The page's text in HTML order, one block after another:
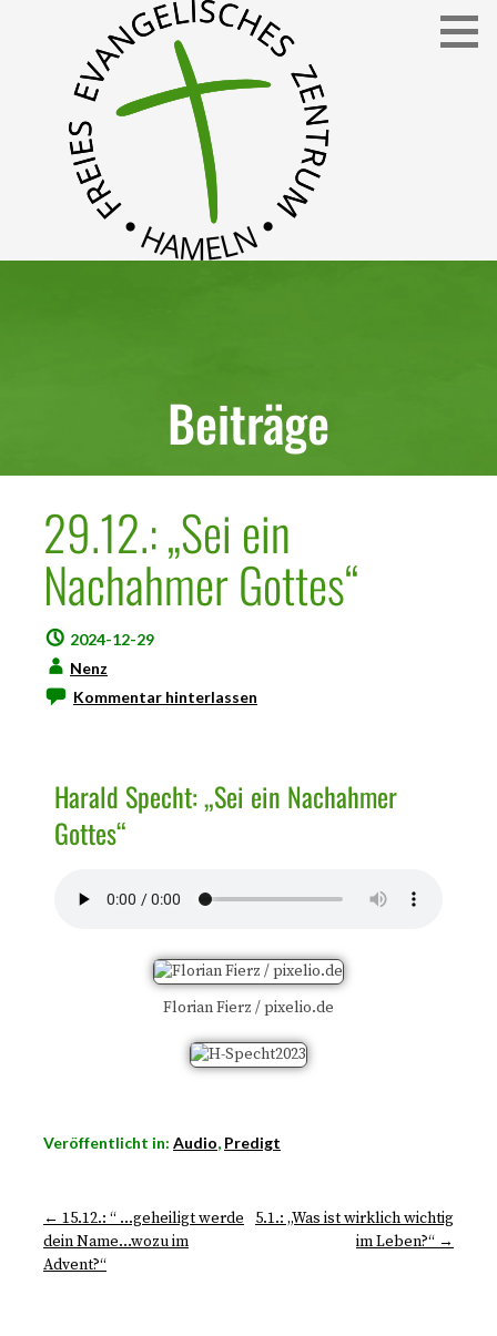
Beiträge
29.12.: „Sei ein
Nachahmer Gottes“
2024-12-29
Nenz
Kommentar hinterlassen
Harald Specht: „Sei ein Nachahmer
Gottes“
Florian Fierz / pixelio.de
Veröffentlicht in: Audio, Predigt
← 15.12.: “ …geheiligt werde
dein Name…wozu im
Advent?“
5.1.: „Was ist wirklich wichtig
im Leben?“ →